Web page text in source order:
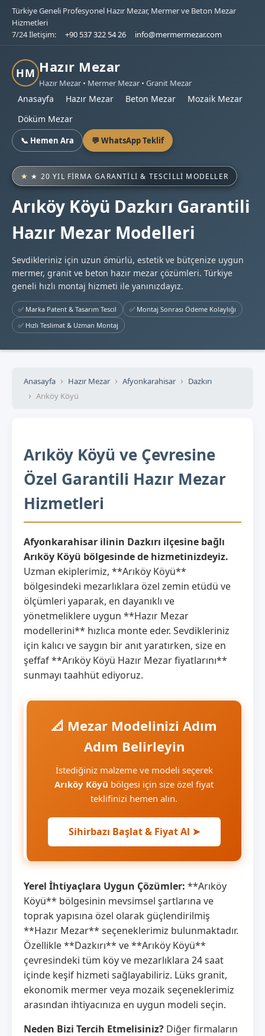
Türkiye Geneli Profesyonel Hazır Mezar, Mermer ve Beton Mezar
Hizmetleri
7/24 İletişim:
+90 537 322 54 26 info@mermermezar.com
HM Hazır Mezar
Hazır Mezar • Mermer Mezar • Granit Mezar
Anasayfa Hazır Mezar Beton Mezar
Mozaik Mezar
Döküm Mezar
📞 Hemen Ara 💬 WhatsApp Teklif
★ 20 YIL FIRMA GARANTILI & TESCILLI MODELLER
Arıköy Köyü Dazkırı Garantili
Hazır Mezar Modelleri
Sevdikleriniz için uzun ömürlü, estetik ve bütçenize uygun
mermer, granit ve beton hazır mezar çözümleri. Türkiye
geneli hızlı montaj hizmeti ile yanınızdayız.
✅ Marka Patent & Tasarım Tescil
✅ Montaj Sonrası Ödeme Kolaylığı
✅ Hızlı Teslimat & Uzman Montaj
Anasayfa Hazır Mezar Afyonkarahisar
Dazkırı
Arıköy Köyü
Arıköy Köyü ve Çevresine
Özel Garantili Hazır Mezar
Hizmetleri
Afyonkarahisar ilinin Dazkırı ilçesine bağlı
Arıköy Köyü bölgesinde de hizmetinizdeyiz.
Uzman ekiplerimiz, **Arıköy Köyü**
bölgesindeki mezarlıklara özel zemin etüdü ve
ölçümleri yaparak, en dayanıklı ve
yönetmeliklere uygun **Hazır Mezar
modellerini** hızlıca monte eder. Sevdikleriniz
için kalıcı ve saygın bir anıt yaratırken, size en
şeffaf **Arıköy Köyü Hazır Mezar fiyatlarını**
sunmayı taahhüt ediyoruz.
📐 Mezar Modelinizi Adım
Adım Belirleyin
İstediğiniz malzeme ve modeli seçerek
Arıköy Köyü bölgesi için size özel fiyat
teklifinizi hemen alın.
Sihirbazı Başlat & Fiyat Al ➤
Yerel İhtiyaçlara Uygun Çözümler: **Arıköy
Köyü** bölgesinin mevsimsel şartlarına ve
toprak yapısına özel olarak güçlendirilmiş
**Hazır Mezar** seçeneklerimiz bulunmaktadır.
Özellikle **Dazkırı** ve **Arıköy Köyü**
çevresindeki tüm köy ve mezarlıklara 24 saat
içinde keşif hizmeti sağlayabiliriz. Lüks granit,
ekonomik mermer veya mozaik seçeneklerimiz
arasından ihtiyacınıza en uygun modeli seçin.
Neden Bizi Tercih Etmelisiniz? Diğer firmaların